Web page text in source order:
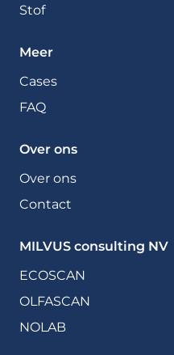
Stof
Meer
Cases
FAQ
Over ons
Over ons
Contact
MILVUS consulting NV
ECOSCAN
OLFASCAN
NOLAB